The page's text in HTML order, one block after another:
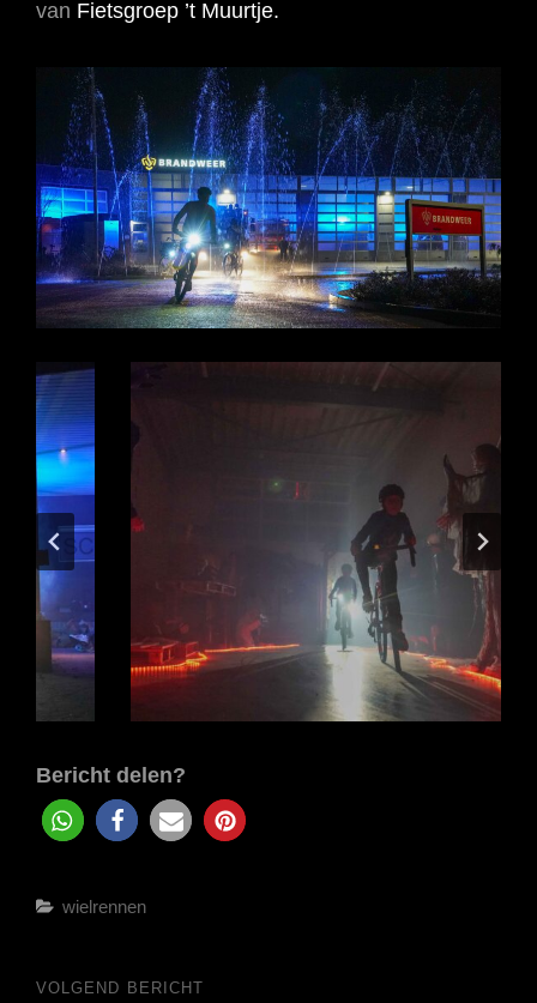
van Fietsgroep ’t Muurtje.
Bericht delen?
Categorieën
wielrennen
Bericht
Volgend
VOLGEND BERICHT